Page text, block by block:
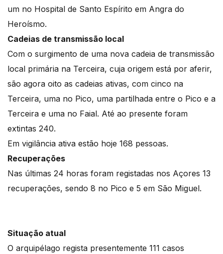
um no Hospital de Santo Espírito em Angra do
Heroísmo.
Cadeias de transmissão local
Com o surgimento de uma nova cadeia de transmissão
local primária na Terceira, cuja origem está por aferir,
são agora oito as cadeias ativas, com cinco na
Terceira, uma no Pico, uma partilhada entre o Pico e a
Terceira e uma no Faial. Até ao presente foram
extintas 240.
Em vigilância ativa estão hoje 168 pessoas.
Recuperações
Nas últimas 24 horas foram registadas nos Açores 13
recuperações, sendo 8 no Pico e 5 em São Miguel.
Situação atual
O arquipélago regista presentemente 111 casos